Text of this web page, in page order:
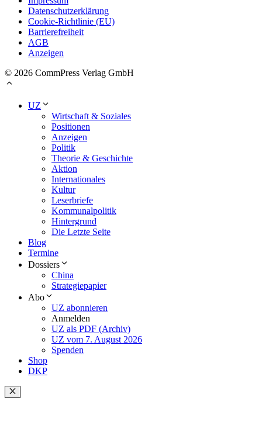
Datenschutzerklärung
Cookie-Richtlinie (EU)
Barrierefreiheit
AGB
Anzeigen
© 2026 CommPress Verlag GmbH
UZ
Wirtschaft & Soziales
Positionen
Anzeigen
Politik
Theorie & Geschichte
Aktion
Internationales
Kultur
Leserbriefe
Kommunalpolitik
Hintergrund
Die Letzte Seite
Blog
Termine
Dossiers
China
Strategiepapier
Abo
UZ abonnieren
Anmelden
UZ als PDF (Archiv)
UZ vom 7. August 2026
Spenden
Shop
DKP
Schließen